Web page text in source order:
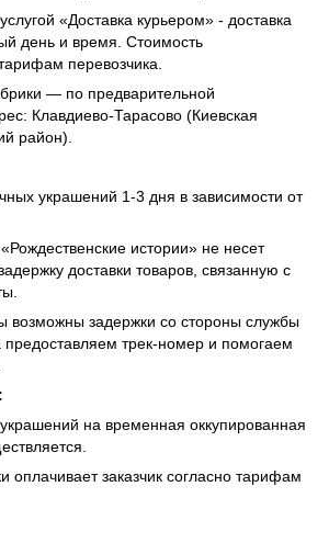
«Доставка курьером» - доставка
день и время. Стоимость
перевозчика.
— по предварительной
Клавдиево-Тарасово (Киевская
район).
украшений 1-3 дня в зависимости от
истории» не несет
доставки товаров, связанную с
возможны задержки со стороны службы
предоставляем трек-номер и помогаем
на временная оккупированная
оплачивает заказчик согласно тарифам